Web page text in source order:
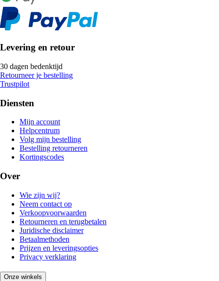
Levering en retour
30 dagen bedenktijd
Retourneer je bestelling
Trustpilot
Diensten
Mijn account
Helpcentrum
Volg mijn bestelling
Bestelling retourneren
Kortingscodes
Over
Wie zijn wij?
Neem contact op
Verkoopvoorwaarden
Retourneren en terugbetalen
Juridische disclaimer
Betaalmethoden
Prijzen en leveringsopties
Privacy verklaring
Onze winkels